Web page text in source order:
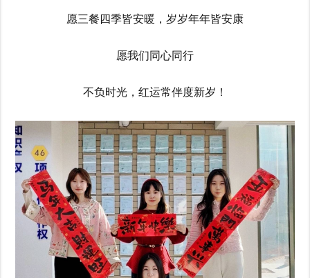
愿三餐四季皆安暖，岁岁年年皆安康
愿我们同心同行
不负时光，红运常伴度新岁！